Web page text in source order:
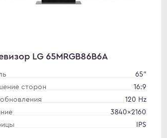
LG 65MRGB86B6A
65"
сторон
16:9
120 Hz
3840×2160
IPS